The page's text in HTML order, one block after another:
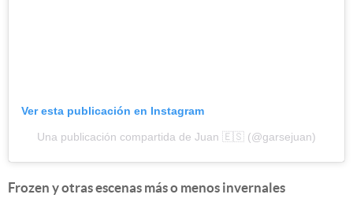
Ver esta publicación en Instagram
Una publicación compartida de Juan 🇪🇸 (@garsejuan)
Frozen y otras escenas más o menos invernales